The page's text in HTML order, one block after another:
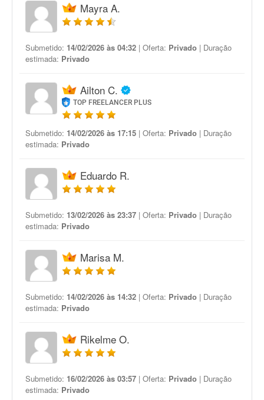
Mayra A.
Submetido: 14/02/2026 às 04:32 | Oferta: Privado | Duração
estimada: Privado
Ailton C.
TOP FREELANCER PLUS
Submetido: 14/02/2026 às 17:15 | Oferta: Privado | Duração
estimada: Privado
Eduardo R.
Submetido: 13/02/2026 às 23:37 | Oferta: Privado | Duração
estimada: Privado
Marisa M.
Submetido: 14/02/2026 às 14:32 | Oferta: Privado | Duração
estimada: Privado
Rikelme O.
Submetido: 16/02/2026 às 03:57 | Oferta: Privado | Duração
estimada: Privado